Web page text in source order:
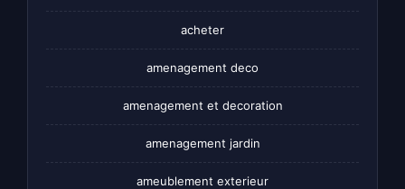
acheter
amenagement deco
amenagement et decoration
amenagement jardin
ameublement exterieur